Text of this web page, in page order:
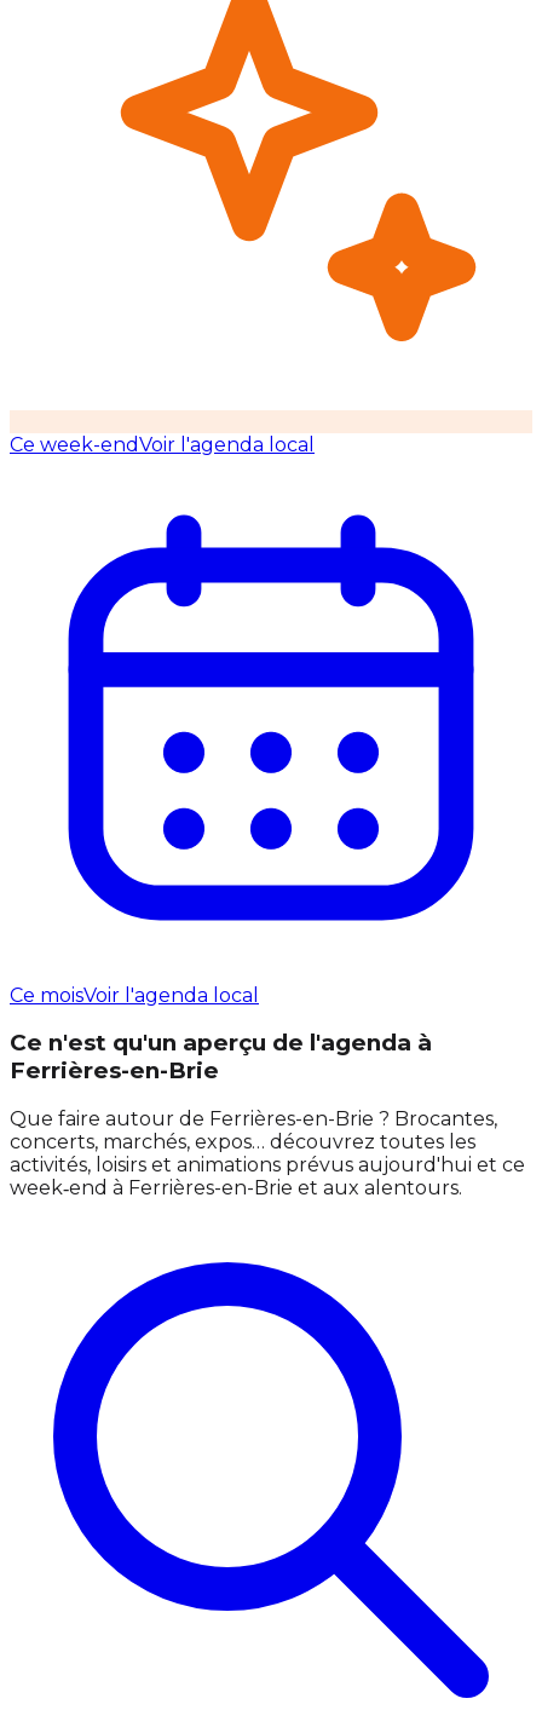
Ce week-endVoir l'agenda local
Ce moisVoir l'agenda local
Ce n'est qu'un aperçu de l'agenda à
Ferrières-en-Brie
Que faire autour de Ferrières-en-Brie ? Brocantes,
concerts, marchés, expos… découvrez toutes les
activités, loisirs et animations prévus aujourd'hui et ce
week‑end à Ferrières-en-Brie et aux alentours.